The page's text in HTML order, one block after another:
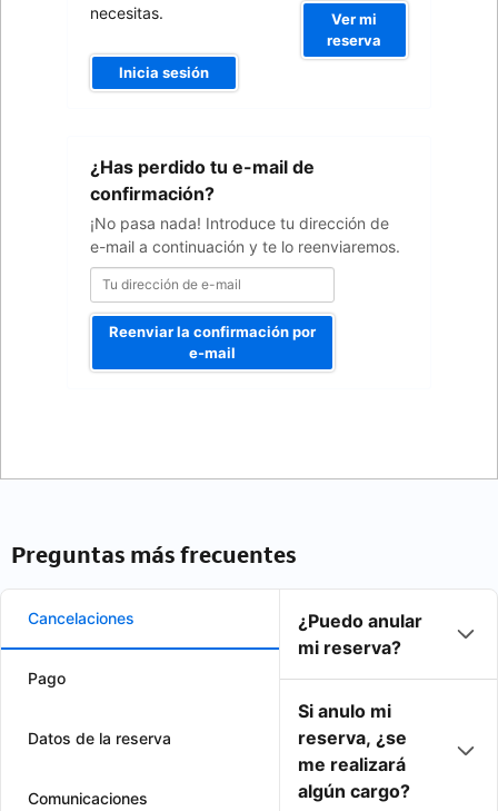
necesitas.
Inicia sesión
Ver mi
reserva
¿Has perdido tu e-mail de
confirmación?
¡No pasa nada! Introduce tu dirección de
e-mail a continuación y te lo reenviaremos.
dirección
Reenviar la confirmación por
e-mail
Preguntas más frecuentes
Cancelaciones
Pago
Datos de la reserva
Comunicaciones
¿Puedo anular
mi reserva?
Si anulo mi
reserva, ¿se
me realizará
algún cargo?